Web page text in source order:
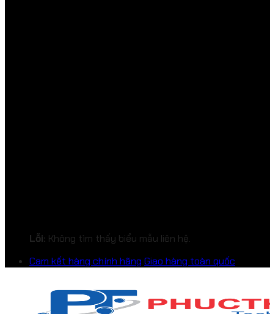
Lỗi: Không tìm thấy biểu mẫu liên hệ.
Cam kết hàng chính hãng Giao hàng toàn quốc